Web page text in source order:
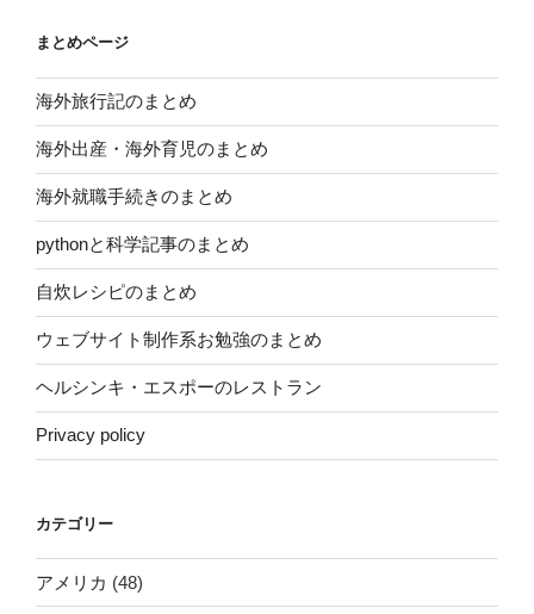
まとめページ
海外旅行記のまとめ
海外出産・海外育児のまとめ
海外就職手続きのまとめ
pythonと科学記事のまとめ
自炊レシピのまとめ
ウェブサイト制作系お勉強のまとめ
ヘルシンキ・エスポーのレストラン
Privacy policy
カテゴリー
アメリカ (48)